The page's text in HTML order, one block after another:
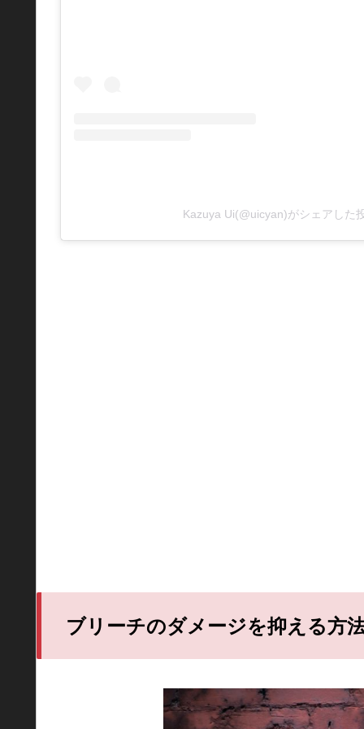
Kazuya Ui(@uicyan)がシェアした
ブリーチのダメージを抑える方